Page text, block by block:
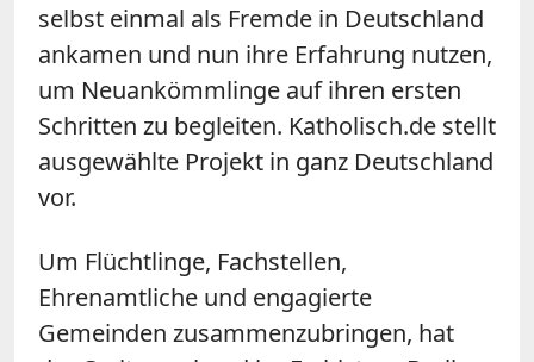
selbst einmal als Fremde in Deutschland
ankamen und nun ihre Erfahrung nutzen,
um Neuankömmlinge auf ihren ersten
Schritten zu begleiten. Katholisch.de stellt
ausgewählte Projekt in ganz Deutschland
vor.
Um Flüchtlinge, Fachstellen,
Ehrenamtliche und engagierte
Gemeinden zusammenzubringen, hat